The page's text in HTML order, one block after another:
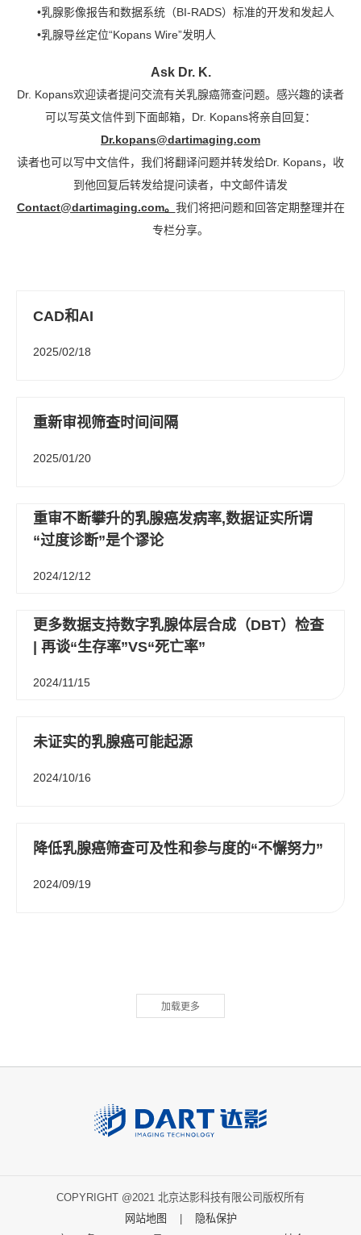
•乳腺影像报告和数据系统（BI-RADS）标准的开发和发起人
•乳腺导丝定位“Kopans Wire”发明人
Ask Dr. K.
Dr. Kopans欢迎读者提问交流有关乳腺癌筛查问题。感兴趣的读者
可以写英文信件到下面邮箱，Dr. Kopans将亲自回复：
Dr.kopans@dartimaging.com
读者也可以写中文信件，我们将翻译问题并转发给Dr. Kopans，收
到他回复后转发给提问读者，中文邮件请发
Contact@dartimaging.com。 我们将把问题和回答定期整理并在
专栏分享。
CAD和AI
2025/02/18
重新审视筛查时间间隔
2025/01/20
重审不断攀升的乳腺癌发病率,数据证实所谓
“过度诊断”是个谬论
2024/12/12
更多数据支持数字乳腺体层合成（DBT）检查
| 再谈“生存率”VS“死亡率”
2024/11/15
未证实的乳腺癌可能起源
2024/10/16
降低乳腺癌筛查可及性和参与度的“不懈努力”
2024/09/19
加载更多
COPYRIGHT @2021 北京达影科技有限公司版权所有
网站地图 |
隐私保护